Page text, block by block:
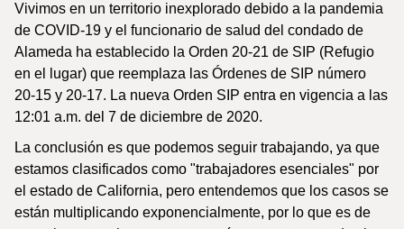
Vivimos en un territorio inexplorado debido a la pandemia
de COVID-19 y el funcionario de salud del condado de
Alameda ha establecido la Orden 20-21 de SIP (Refugio
en el lugar) que reemplaza las Órdenes de SIP número
20-15 y 20-17. La nueva Orden SIP entra en vigencia a las
12:01 a.m. del 7 de diciembre de 2020.
La conclusión es que podemos seguir trabajando, ya que
estamos clasificados como "trabajadores esenciales" por
el estado de California, pero entendemos que los casos se
están multiplicando exponencialmente, por lo que es de